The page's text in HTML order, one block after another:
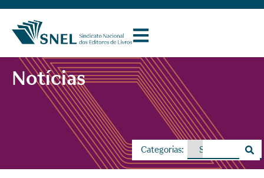
Notícias
Categorias: